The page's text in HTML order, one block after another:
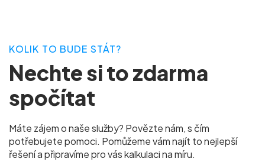
KOLIK TO BUDE STÁT?
Nechte si to zdarma
spočítat
Máte zájem o naše služby? Povězte nám, s čím
potřebujete pomoci. Pomůžeme vám najít to nejlepší
řešení a připravíme pro vás kalkulaci na míru.